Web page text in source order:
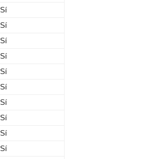
Sí
Sí
Sí
Sí
Sí
Sí
Sí
Sí
Sí
Sí